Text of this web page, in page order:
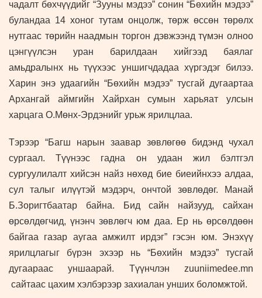
чадалт бөхчүүдийг “Зууны мэдээ” сонин “Бөхийн мэдээ”
буландаа 14 хоног тутам онцолж, төрж өссөн төрөлх
нутгаас төрийн наадмын торгон дэвжээнд түмэн олноо
цэнгүүлсэн уран барилдаан хийгээд баялаг
амьдралынх нь түүхээс уншигчдадаа хүргэдэг билээ.
Харин энэ удаагийн “Бөхийн мэдээ” тусгай дугаартаа
Архангай аймгийн Хайрхан сумын харьяат улсын
харцага О.Мөнх-Эрдэнийг урьж ярилцлаа.
Тэрээр “Багш нарын заавар зөвлөгөө бидэнд чухал
сургаал. Түүнээс гадна он удаан жил бэлтгэл
сургуулилалт хийсэн найз нөхөд бие биеийнхээ алдаа,
сул талыг илүүтэй мэдэрч, ончтой зөвлөдөг. Манай
Б.Зоригтбаатар байна. Бид сайн найзууд, сайхан
өрсөлдөгчид, үнэнч зөвлөгч юм даа. Ер нь өрсөлдөөн
байгаа газар аугаа амжилт ирдэг” гэсэн юм. Энэхүү
ярилцлагыг бүрэн эхээр нь “Бөхийн мэдээ” тусгай
дугаараас уншаарай. Түүнчлэн zuuniimedee.mn
сайтаас цахим хэлбэрээр захиалан унших боломжтой.